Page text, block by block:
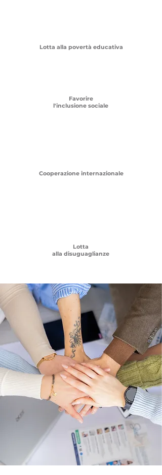
Lotta alla povertà educativa
Favorire
l'inclusione sociale
Cooperazione internazionale
Lotta
alla disuguaglianze